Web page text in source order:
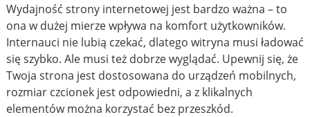
Wydajność strony internetowej jest bardzo ważna – to
ona w dużej mierze wpływa na komfort użytkowników.
Internauci nie lubią czekać, dlatego witryna musi ładować
się szybko. Ale musi też dobrze wyglądać. Upewnij się, że
Twoja strona jest dostosowana do urządzeń mobilnych,
rozmiar czcionek jest odpowiedni, a z klikalnych
elementów można korzystać bez przeszkód.